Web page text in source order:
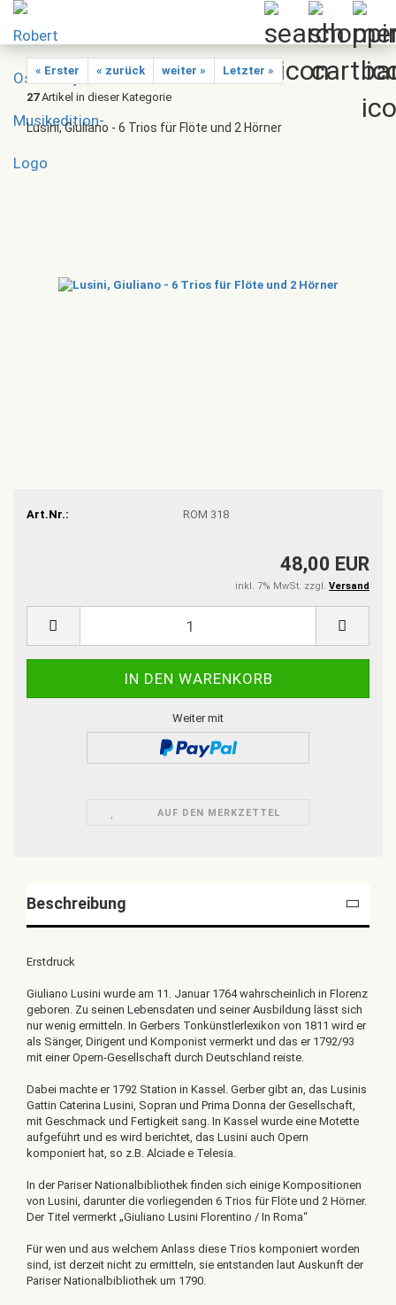
« Erster « zurück weiter »
Letzter »
27Artikel in dieser Kategorie
Lusini, Giuliano - 6 Trios für Flöte und 2 Hörner
Art.Nr.: ROM 318
48,00 EUR
inkl. 7% MwSt. zzgl. Versand
Weiter mit
AUF DEN MERKZETTEL
Beschreibung
Erstdruck
Giuliano Lusini wurde am 11. Januar 1764 wahrscheinlich in Florenz
geboren. Zu seinen Lebensdaten und seiner Ausbildung lässt sich
nur wenig ermitteln. In Gerbers Tonkünstlerlexikon von 1811 wird er
als Sänger, Dirigent und Komponist vermerkt und das er 1792/93
mit einer Opern-Gesellschaft durch Deutschland reiste.
Dabei machte er 1792 Station in Kassel. Gerber gibt an, das Lusinis
Gattin Caterina Lusini, Sopran und Prima Donna der Gesellschaft,
mit Geschmack und Fertigkeit sang. In Kassel wurde eine Motette
aufgeführt und es wird berichtet, das Lusini auch Opern
komponiert hat, so z.B. Alciade e Telesia.
In der Pariser Nationalbibliothek finden sich einige Kompositionen
von Lusini, darunter die vorliegenden 6 Trios für Flöte und 2 Hörner.
Der Titel vermerkt „Giuliano Lusini Florentino / In Roma“
Für wen und aus welchem Anlass diese Trios komponiert worden
sind, ist derzeit nicht zu ermitteln, sie entstanden laut Auskunft der
Pariser Nationalbibliothek um 1790.